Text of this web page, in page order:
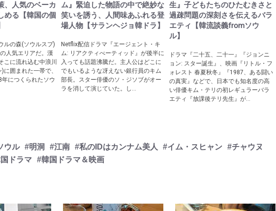
、人気のベーカ
める【韓国の個
ルの森(ソウルスプ)
人気エリアだ。漢
こに流れ込む中浪川
に囲まれた一帯で、
につくられたソウ
ム』緊迫した物語の中で絶妙な
笑いを誘う、人間味あふれる登
場人物【サランヘジョ韓ドラ】
Netflix配信ドラマ『エージェント・キ
ム: リアクティべーティッド』が後半に
入っても話題沸騰だ。主人公はどこに
でもいるような冴えない銀行員のキム
部長。スター俳優のソ・ジソブがオー
ラを消して演じていた。し...
生』子どもたちのひたむきさと
過疎問題の深刻さを伝えるバラ
エティ【韓流談義fromソウ
ル】
ドラマ『二十五、二十一』『ジョンニ
ョン: スター誕生』、映画『リトル・フ
ォレスト 春夏秋冬』『1987、ある闘い
の真実』などで、日本でも知名度の高
い俳優キム・テリの初レギュラーバラ
エティ『放課後テリ先生』が...
ウル #明洞 #江南 #私のIDはカンナム美人 #イム・スヒャン #チャウヌ
ドラマ #韓国ドラマ＆映画